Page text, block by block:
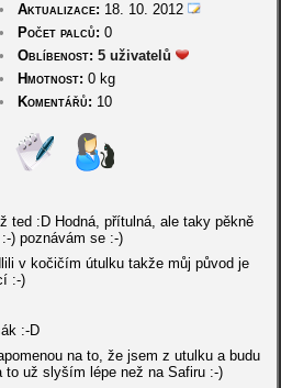
• Aktualizace: 18. 10. 2012
• Počet palců: 0
• Oblíbenost: 5 uživatelů
• Hmotnost: 0 kg
• Komentářů: 10
ted :D Hodná, přítulná, ale taky pěkně
) poznávám se :-)
v kočičím útulku takže můj původ je
:-)
:-D
na to, že jsem z utulku a budu
už slyším lépe než na Safiru :-)